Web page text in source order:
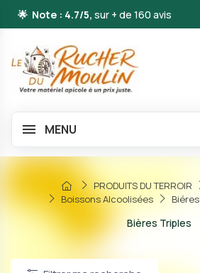
🌟 Note : 4.7/5, sur + de 160 avis
MENU
PRODUITS DU TERROIR
Boissons Alcoolisées
Biéres
Bières Triples